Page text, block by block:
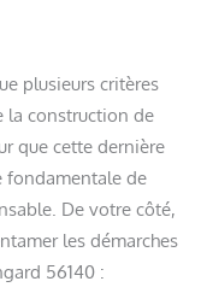
plusieurs critères
la construction de
que cette dernière
fondamentale de
De votre côté,
les démarches
56140 :